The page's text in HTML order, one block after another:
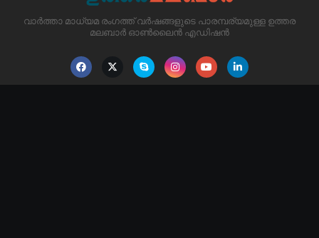
വാർത്താ മാധ്യമ രംഗത്ത് വർഷങ്ങളുടെ പാരമ്പര്യമുള്ള ഉത്തര
മലബാർ ഓൺലൈൻ എഡിഷൻ